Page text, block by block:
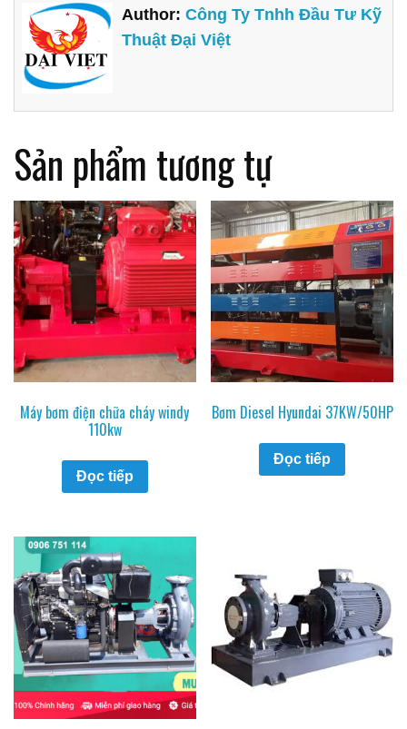
Author:Công Ty Tnhh Đầu Tư Kỹ
Thuật Đại Việt
Sản phẩm tương tự
Máy bơm điện chữa cháy windy
110kw
Đọc tiếp
Bơm Diesel Hyundai 37KW/50HP
Đọc tiếp